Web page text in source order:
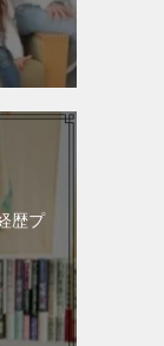
歴プ